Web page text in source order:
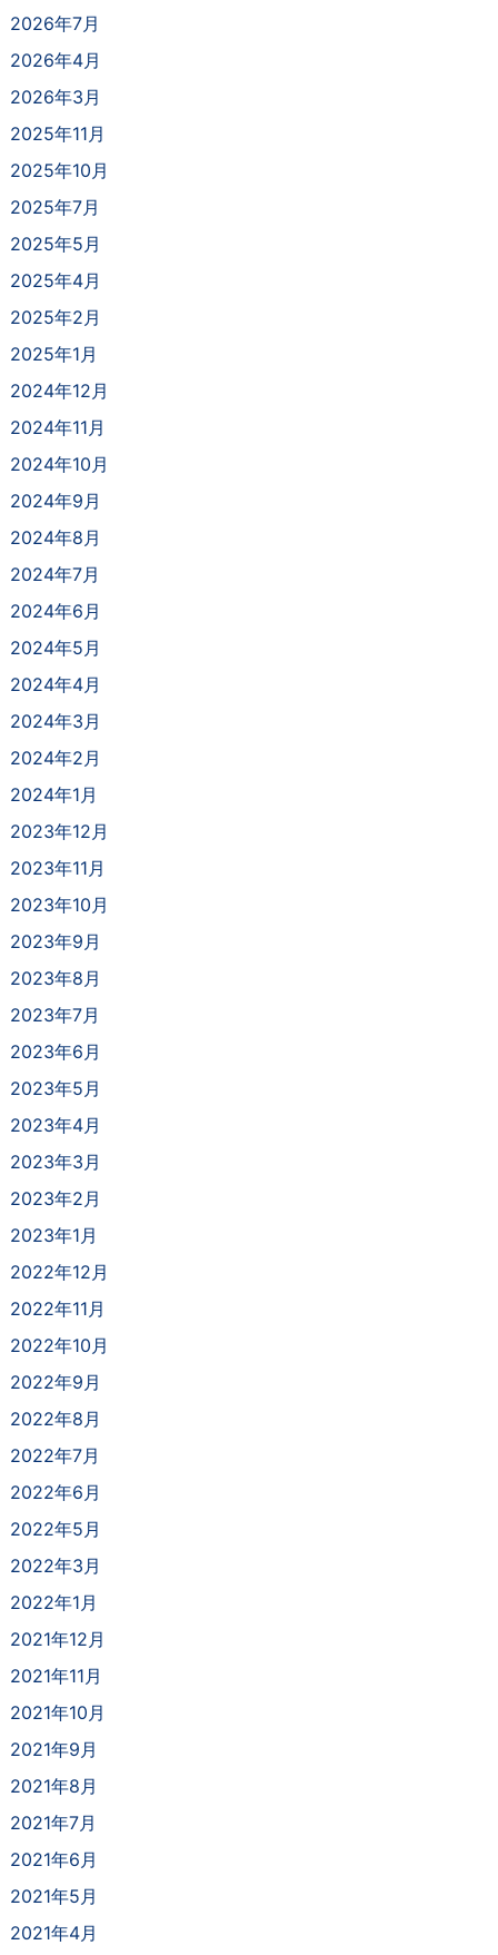
2026年7月
2026年4月
2026年3月
2025年11月
2025年10月
2025年7月
2025年5月
2025年4月
2025年2月
2025年1月
2024年12月
2024年11月
2024年10月
2024年9月
2024年8月
2024年7月
2024年6月
2024年5月
2024年4月
2024年3月
2024年2月
2024年1月
2023年12月
2023年11月
2023年10月
2023年9月
2023年8月
2023年7月
2023年6月
2023年5月
2023年4月
2023年3月
2023年2月
2023年1月
2022年12月
2022年11月
2022年10月
2022年9月
2022年8月
2022年7月
2022年6月
2022年5月
2022年3月
2022年1月
2021年12月
2021年11月
2021年10月
2021年9月
2021年8月
2021年7月
2021年6月
2021年5月
2021年4月